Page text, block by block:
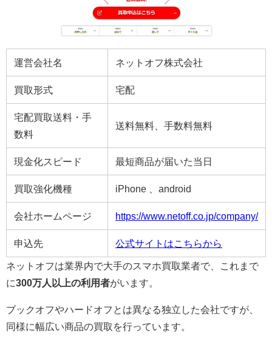
運営会社名 ネットオフ株式会社
買取形式 宅配
宅配買取送料・手
数料
送料無料、手数料無料
現金化スピード 最短商品が届いた当日
買取強化機種 iPhone 、android
会社ホームページ https://www.netoff.co.jp/company/
申込先 公式サイトはこちらから
ネットオフは業界内で大手のスマホ買取業者で、これまで
に300万人以上の利用者がいます。
ブックオフやハードオフとは異なる独立した会社ですが、
同様に幅広い商品の買取を行っています。